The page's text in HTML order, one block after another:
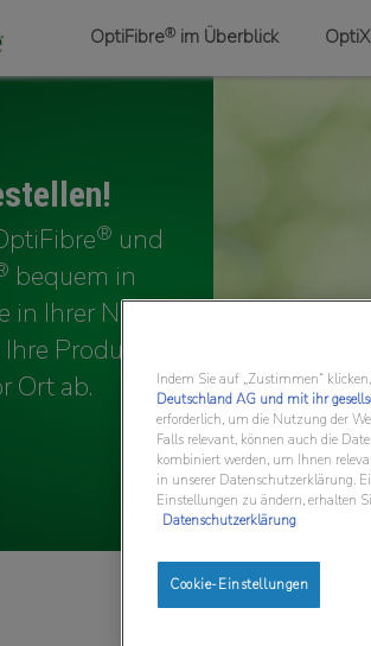
OptiFibre® im Überblick​
® und
bequem in
in Ihrer Nähe
Produkte
Ort ab.
Indem Sie auf „Zustimmen“
Deutschland AG und mit ihr
erforderlich, um die Nutzung der
Falls relevant, können auch die
kombiniert werden, um Ihnen
in unserer Datenschutzerklärung.
Einstellungen zu ändern, erhalten
Datenschutzerklärung
Cookie-Einstellungen